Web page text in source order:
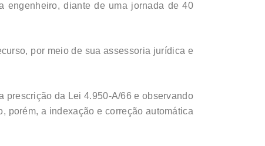
engenheiro, diante de uma jornada de 40
por meio de sua assessoria jurídica e
prescrição da Lei 4.950-A/66 e observando
porém, a indexação e correção automática